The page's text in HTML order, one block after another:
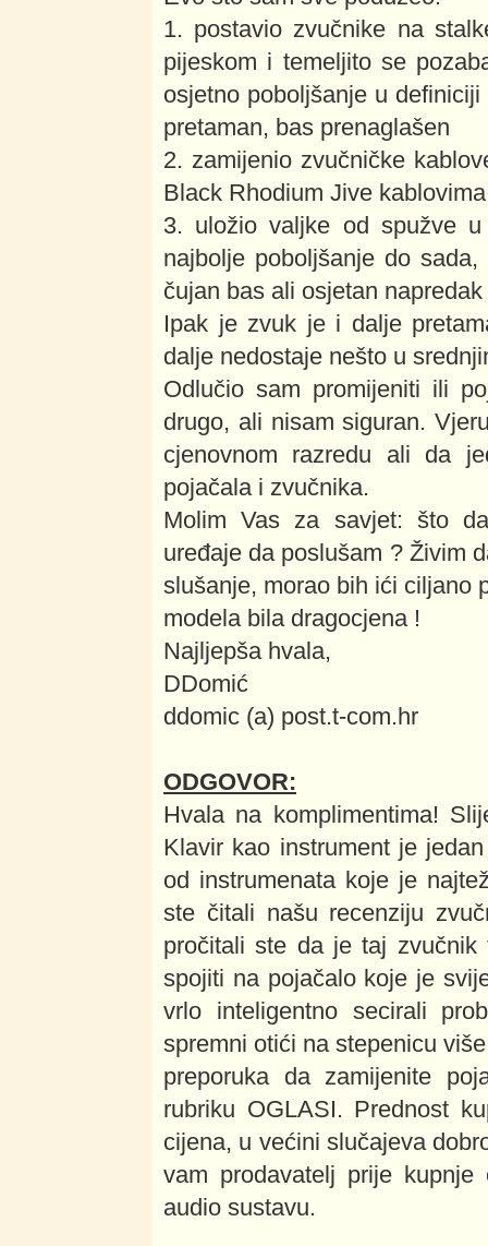
1. postavio zvučnike na
pijeskom i temeljito se
osjetno poboljšanje u
pretaman, bas prenaglašen
2. zamijenio zvučničke
Black Rhodium Jive
3. uložio valjke od spužve u
najbolje poboljšanje do
čujan bas ali osjetan
Ipak je zvuk je i dalje
dalje nedostaje nešto u
Odlučio sam promijeniti ili
drugo, ali nisam siguran.
cjenovnom razredu ali da
pojačala i zvučnika.
Molim Vas za savjet: što
uređaje da poslušam ? Živim
slušanje, morao bih ići ciljano
modela bila dragocjena !
Najljepša hvala,
DDomić
ddomic (a) post.t-com.hr
ODGOVOR:
Hvala na komplimentima!
Klavir kao instrument je
od instrumenata koje je
ste čitali našu recenziju
pročitali ste da je taj
spojiti na pojačalo koje je
vrlo inteligentno secirali
spremni otići na stepenicu
preporuka da zamijenite
rubriku OGLASI. Prednost
cijena, u većini slučajeva
vam prodavatelj prije
audio sustavu.